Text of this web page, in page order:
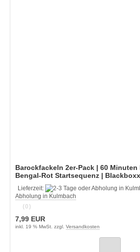
Barockfackeln 2er-Pack | 60 Minuten
Bengal-Rot Startsequenz | Blackboxx
Lieferzeit:
Abholung in Kulmbach
(0)
7,99 EUR
inkl. 19 % MwSt. zzgl. Versandkosten